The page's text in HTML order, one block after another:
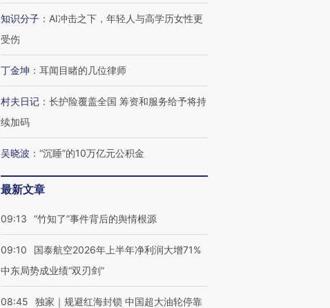
知识分子 ： AI冲击之下，年轻人与高学历女性更
受伤
丁金坤 ： 耳闻目睹的几位律师
村夫日记 ： 长护险覆盖全国 筹资和服务给予将持
续加码
吴晓波 ： “沉睡”的10万亿元公积金
最新文章
09:13 “竹知了”事件背后的舆情根源
09:10
国泰航空2026年上半年净利润大增71%
中东局势成业绩“双刃剑”
08:45
独家｜规避红海封锁 中国超大油轮停靠